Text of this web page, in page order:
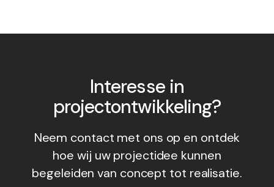
Interesse in
projectontwikkeling?
Neem contact met ons op en ontdek
hoe wij uw projectidee kunnen
begeleiden van concept tot realisatie.